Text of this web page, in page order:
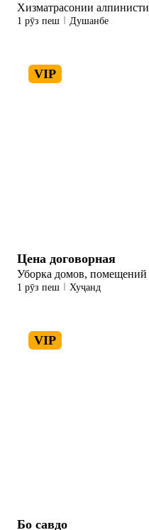
Хизматрасонии алпинисти
1 рӯз пеш Душанбе
VIP
Цена договорная
Уборка домов, помещений
1 рӯз пеш Хуҷанд
VIP
Бо савдо